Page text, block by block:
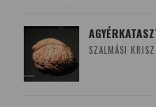
SZALMÁSI